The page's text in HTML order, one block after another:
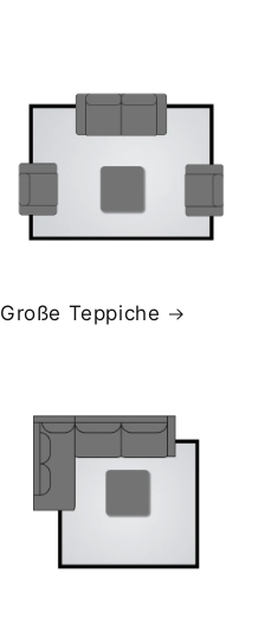
Große Teppiche